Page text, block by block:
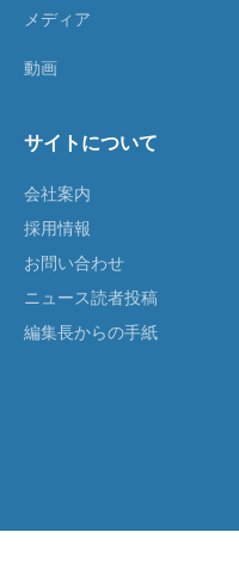
メディア
動画
サイトについて
会社案内
採用情報
お問い合わせ
ニュース読者投稿
編集長からの手紙